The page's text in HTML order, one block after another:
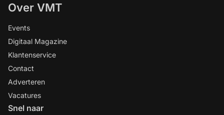
Over VMT
Events
Digitaal Magazine
Klantenservice
Contact
Adverteren
Vacatures
Snel naar